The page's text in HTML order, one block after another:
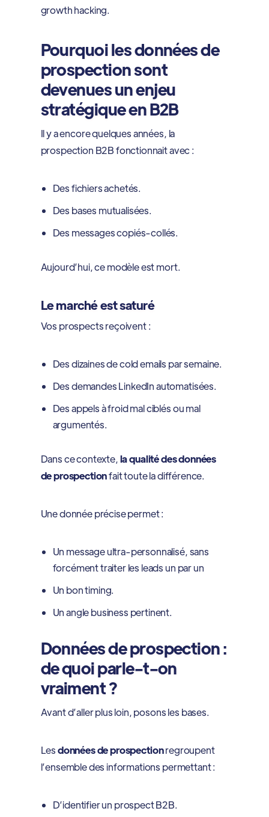
growth hacking.
Pourquoi les données de
prospection sont
devenues un enjeu
stratégique en B2B
Il y a encore quelques années, la
prospection B2B fonctionnait avec :
Des fichiers achetés.
Des bases mutualisées.
Des messages copiés-collés.
Aujourd’hui, ce modèle est mort.
Le marché est saturé
Vos prospects reçoivent :
Des dizaines de cold emails par semaine.
Des demandes LinkedIn automatisées.
Des appels à froid mal ciblés ou mal
argumentés.
Dans ce contexte,la qualité des données
de prospectionfait toute la différence.
Une donnée précise permet :
Un message ultra-personnalisé, sans
forcément traiter les leads un par un
Un bon timing.
Un angle business pertinent.
Données de prospection :
de quoi parle-t-on
vraiment ?
Avant d’aller plus loin, posons les bases.
Lesdonnées de prospectionregroupent
l’ensemble des informations permettant :
D’identifier un prospect B2B.